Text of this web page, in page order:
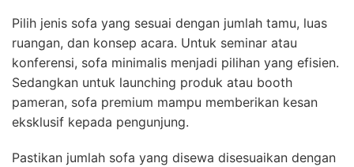
Pilih jenis sofa yang sesuai dengan jumlah tamu, luas
ruangan, dan konsep acara. Untuk seminar atau
konferensi, sofa minimalis menjadi pilihan yang efisien.
Sedangkan untuk launching produk atau booth
pameran, sofa premium mampu memberikan kesan
eksklusif kepada pengunjung.
Pastikan jumlah sofa yang disewa disesuaikan dengan